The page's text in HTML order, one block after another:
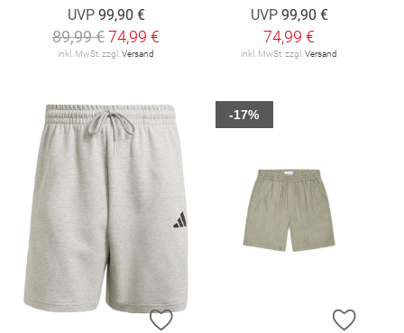
UVP 99,90 €
89,99 €74,99 €
inkl. MwSt. zzgl. Versand
UVP 99,90 €
74,99 €
inkl. MwSt. zzgl. Versand
ZUR WUNSCHLISTE HINZUFÜGEN
ZUR
-17%